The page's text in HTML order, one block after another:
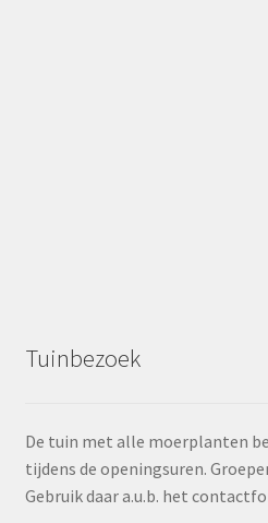
Tuinbezoek
De tuin met alle moerplanten
tijdens de openingsuren.
Gebruik daar a.u.b. het